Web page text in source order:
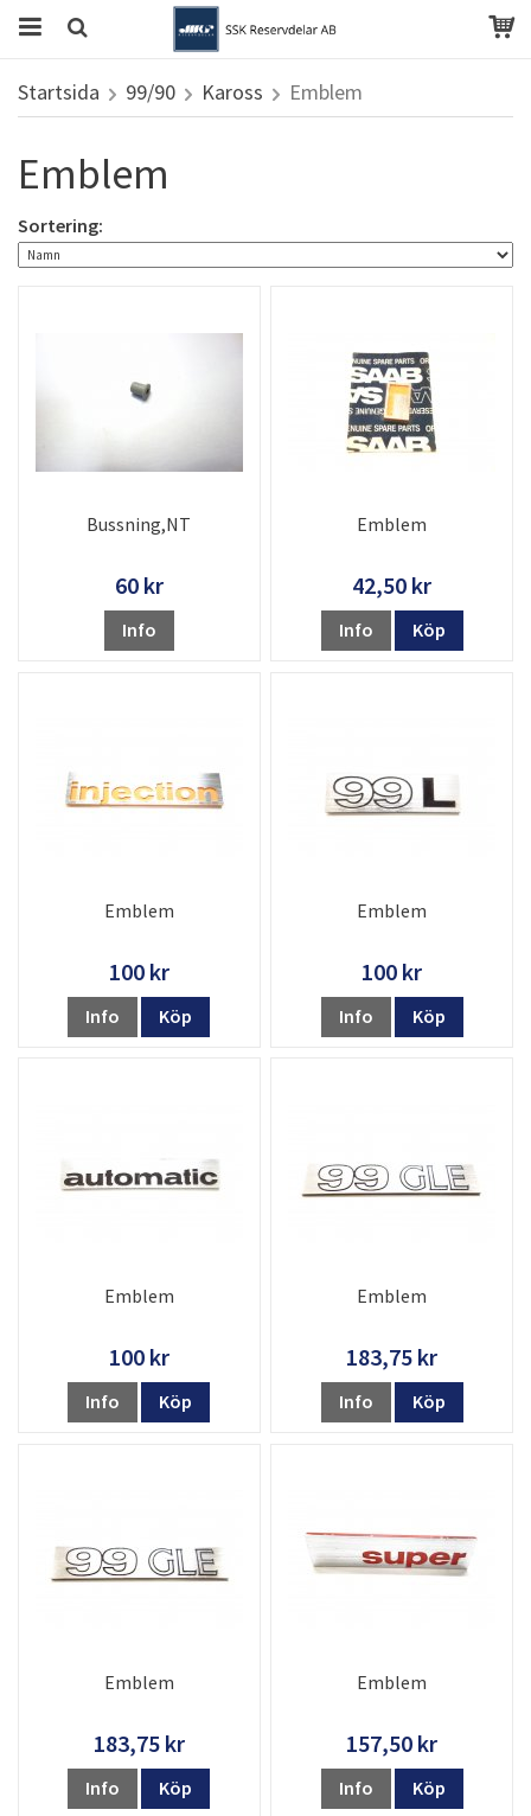
Startsida 99/90 Kaross Emblem
Emblem
Sortering:
Bussning,NT
60 kr
Info
Emblem
42,50 kr
Info Köp
Emblem
100 kr
Info Köp
Emblem
100 kr
Info Köp
Emblem
100 kr
Info Köp
Emblem
183,75 kr
Info Köp
Emblem
183,75 kr
Info Köp
Emblem
157,50 kr
Info Köp